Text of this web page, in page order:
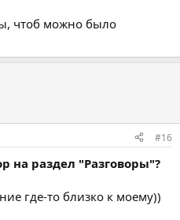
чтоб можно было
#16
на раздел "Разговоры"?
где-то близко к моему))